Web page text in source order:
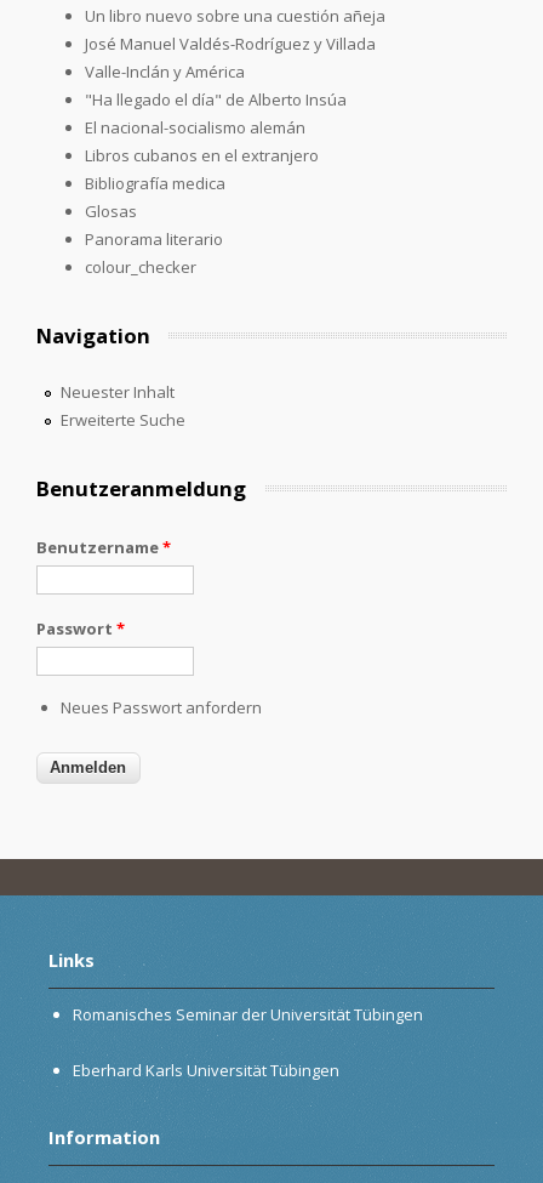
Un libro nuevo sobre una cuestión añeja
José Manuel Valdés-Rodríguez y Villada
Valle-Inclán y América
"Ha llegado el día" de Alberto Insúa
El nacional-socialismo alemán
Libros cubanos en el extranjero
Bibliografía medica
Glosas
Panorama literario
colour_checker
Navigation
Neuester Inhalt
Erweiterte Suche
Benutzeranmeldung
Benutzername*
Passwort *
Neues Passwort anfordern
Links
Romanisches Seminar der Universität Tübingen
Eberhard Karls Universität Tübingen
Information